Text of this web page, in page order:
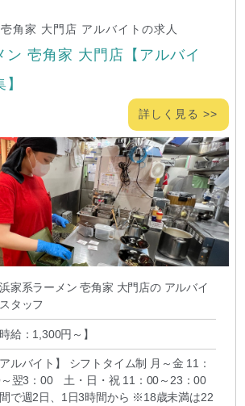
角家 大門店 アルバイトの求人
ン 壱角家 大門店【アルバイ
詳しく見る >>
家系ラーメン 壱角家 大門店の アルバイ
タッフ
時給：1,300円～ 】
アルバイト】 シフトタイム制 月～金 11：
翌3：00 土・日・祝 11：00～23：00
で週2日、1日3時間から ※18歳未満は22